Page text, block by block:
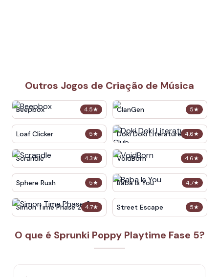
Outros Jogos de Criação de Música
4.5★
Beepbox 5★
ClanGen
5★
Loaf Clicker 4.6★
Doki Doki Literature Club
4.3★
Scrandle 4.6★
VoidBorn
5★
Sphere Rush 4.7★
Baba Is You
4.7★
Simon Time Phase 2 5★
Street Escape
O que é Sprunki Poppy Playtime Fase 5?